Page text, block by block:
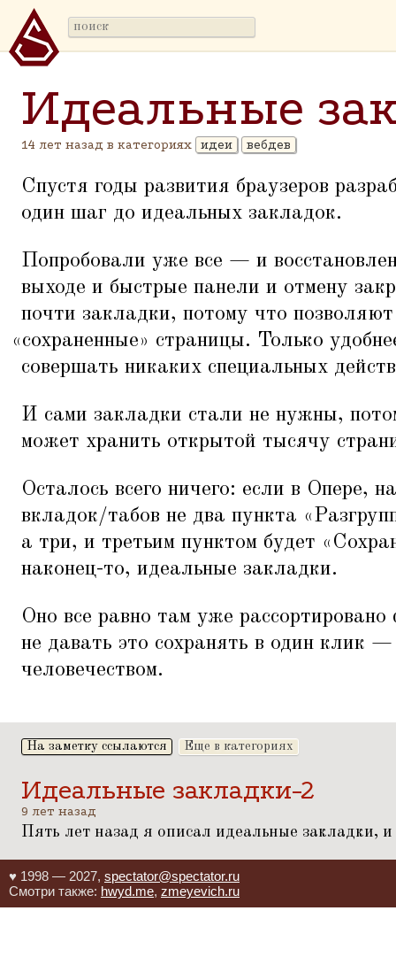
Идеальные
14 лет назад в категориях идеи вебдев
Спустя годы развития браузеров
один шаг до идеальных закладок.
Попробовали уже все — и
выходе и быстрые панели и отмену
почти закладки, потому что
«сохраненные» страницы. Только
совершать никаких специальных
И сами закладки стали не нужны,
может хранить открытой тысячу
Осталось всего ничего: если в Опере,
вкладок/табов не два пункта «
а три, и третьим пунктом будет «
наконец-то, идеальные закладки.
Оно все равно там уже рассортировано
не давать это сохранять в один клик —
человечеством.
На заметку ссылаются Еще в категориях
Идеальные закладки-2
9 лет назад
Пять лет назад я описал идеальные закладки,
♥ 1998 — 2027, spectator@spectator.ru
Смотри также: hwyd.me, zmeyevich.ru